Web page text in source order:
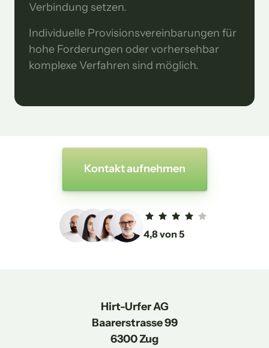
Verbindung setzen.
Individuelle Provisionsvereinbarungen für
hohe Forderungen oder vorhersehbar
komplexe Verfahren sind möglich.
Kontakt aufnehmen
4,8 von 5
Hirt-Urfer AG
Baarerstrasse 99
6300 Zug